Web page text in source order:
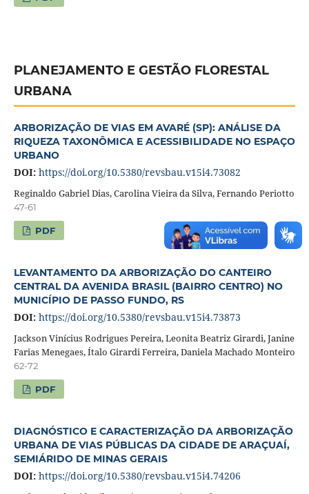
PLANEJAMENTO E GESTÃO FLORESTAL
URBANA
ARBORIZAÇÃO DE VIAS EM AVARÉ (SP): ANÁLISE DA
RIQUEZA TAXONÔMICA E ACESSIBILIDADE NO ESPAÇO
URBANO
DOI: https://doi.org/10.5380/revsbau.v15i4.73082
Reginaldo Gabriel Dias, Carolina Vieira da Silva, Fernando Periotto
47-61
PDF
LEVANTAMENTO DA ARBORIZAÇÃO DO CANTEIRO
CENTRAL DA AVENIDA BRASIL (BAIRRO CENTRO) NO
MUNICÍPIO DE PASSO FUNDO, RS
DOI: https://doi.org/10.5380/revsbau.v15i4.73873
Jackson Vinícius Rodrigues Pereira, Leonita Beatriz Girardi, Janine
Farias Menegaes, Ítalo Girardi Ferreira, Daniela Machado Monteiro
62-72
PDF
DIAGNÓSTICO E CARACTERIZAÇÃO DA ARBORIZAÇÃO
URBANA DE VIAS PÚBLICAS DA CIDADE DE ARAÇUAÍ,
SEMIÁRIDO DE MINAS GERAIS
DOI: https://doi.org/10.5380/revsbau.v15i4.74206